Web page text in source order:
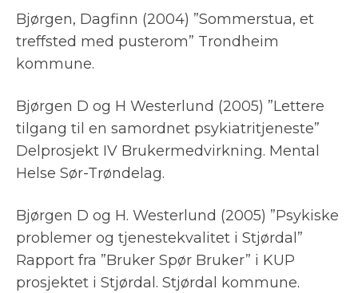
Bjørgen, Dagfinn (2004) ”Sommerstua, et
treffsted med pusterom” Trondheim
kommune.
Bjørgen D og H Westerlund (2005) ”Lettere
tilgang til en samordnet psykiatritjeneste”
Delprosjekt IV Brukermedvirkning. Mental
Helse Sør-Trøndelag.
Bjørgen D og H. Westerlund (2005) ”Psykiske
problemer og tjenestekvalitet i Stjørdal”
Rapport fra ”Bruker Spør Bruker” i KUP
prosjektet i Stjørdal. Stjørdal kommune.